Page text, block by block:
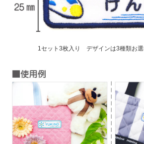
1セット3枚入り デザインは3種類お